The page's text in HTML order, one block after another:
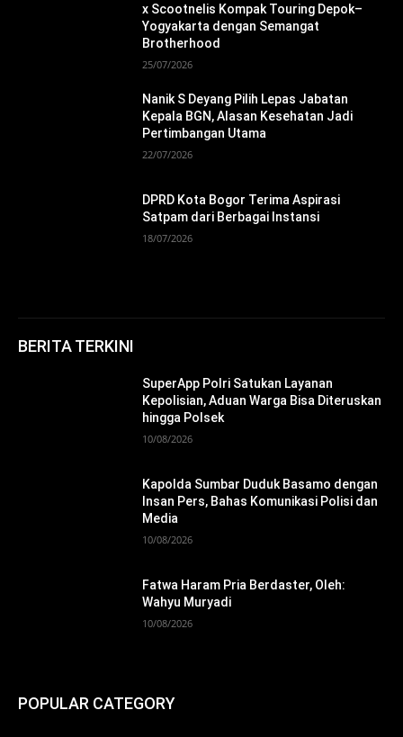
x Scootnelis Kompak Touring Depok–
Yogyakarta dengan Semangat
Brotherhood
25/07/2026
Nanik S Deyang Pilih Lepas Jabatan
Kepala BGN, Alasan Kesehatan Jadi
Pertimbangan Utama
22/07/2026
DPRD Kota Bogor Terima Aspirasi
Satpam dari Berbagai Instansi
18/07/2026
BERITA TERKINI
SuperApp Polri Satukan Layanan
Kepolisian, Aduan Warga Bisa Diteruskan
hingga Polsek
10/08/2026
Kapolda Sumbar Duduk Basamo dengan
Insan Pers, Bahas Komunikasi Polisi dan
Media
10/08/2026
Fatwa Haram Pria Berdaster, Oleh:
Wahyu Muryadi
10/08/2026
POPULAR CATEGORY